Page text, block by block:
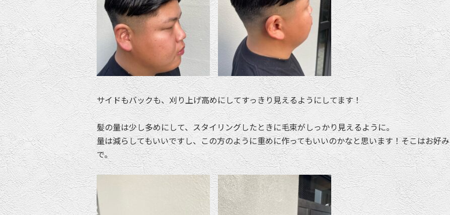
サイドもバックも、刈り上げ高めにしてすっきり見えるようにしてます！
髪の量は少し多めにして、スタイリングしたときに毛束がしっかり見えるように。
量は減らしてもいいですし、この方のように重めに作ってもいいのかなと思います！そこはお好み
で。